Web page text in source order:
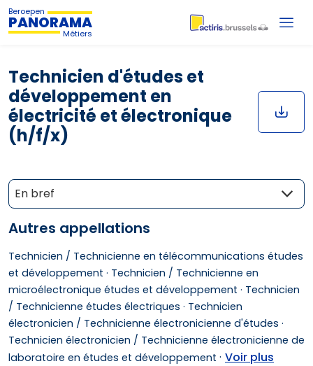
Beroepen
PANORAMA
Métiers
Technicien d'études et
développement en
électricité et électronique
(h/f/x)
En bref
Autres appellations
Technicien / Technicienne en télécommunications études
et développement · Technicien / Technicienne en
microélectronique études et développement · Technicien
/ Technicienne études électriques · Technicien
électronicien / Technicienne électronicienne d'études ·
Technicien électronicien / Technicienne électronicienne de
laboratoire en études et développement · Voir plus